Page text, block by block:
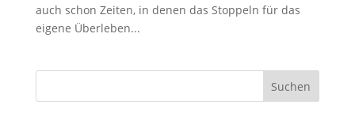
auch schon Zeiten, in denen das Stoppeln für das
eigene Überleben...
Suchen